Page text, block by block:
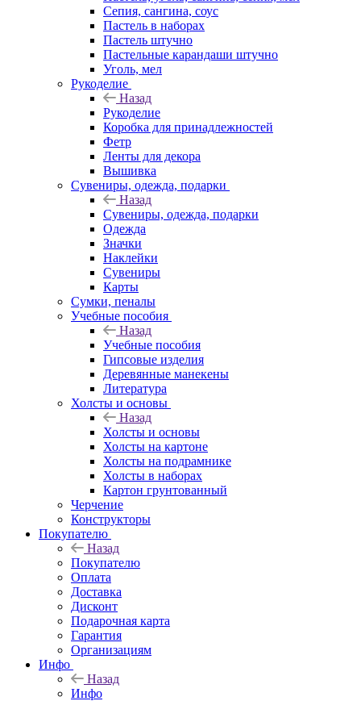
Сепия, сангина, соус
Пастель в наборах
Пастель штучно
Пастельные карандаши штучно
Уголь, мел
Рукоделие
Назад
Рукоделие
Коробка для принадлежностей
Фетр
Ленты для декора
Вышивка
Сувениры, одежда, подарки
Назад
Сувениры, одежда, подарки
Одежда
Значки
Наклейки
Сувениры
Карты
Сумки, пеналы
Учебные пособия
Назад
Учебные пособия
Гипсовые изделия
Деревянные манекены
Литература
Холсты и основы
Назад
Холсты и основы
Холсты на картоне
Холсты на подрамнике
Холсты в наборах
Картон грунтованный
Черчение
Конструкторы
Покупателю
Назад
Покупателю
Оплата
Доставка
Дисконт
Подарочная карта
Гарантия
Организациям
Инфо
Назад
Инфо